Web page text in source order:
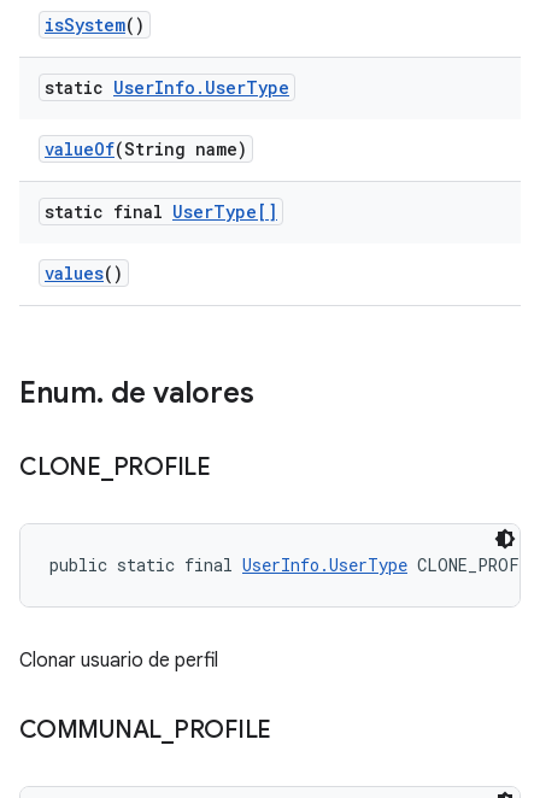
isSystem()
static UserInfo . UserType
valueOf(String name)
static final UserType[]
values()
Enum. de valores
CLONE PROFILE
public static final UserInfo.UserType
Clonar usuario de perfil
COMMUNAL PROFILE